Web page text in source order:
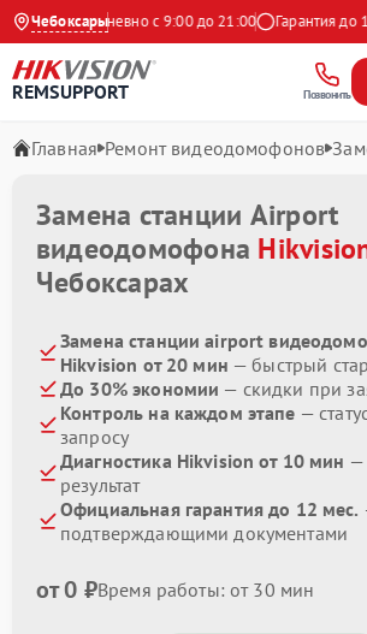
Чебоксары
Ежедневно с 9:00 до 21:00 Гарантия до 1
REMSUPPORT Позвонить
Главная Ремонт видеодомофонов
Замена станции Airport
видеодомофона
Чебоксарах
Замена станции airport
Hikvision от 20 мин — быстрый
До 30% экономии — скидки при
Контроль на каждом этапе —
запросу
Диагностика Hikvision от 10 мин —
результат
Официальная гарантия до 12 мес.
подтверждающими документами
от 0 ₽Время работы: от 30 мин